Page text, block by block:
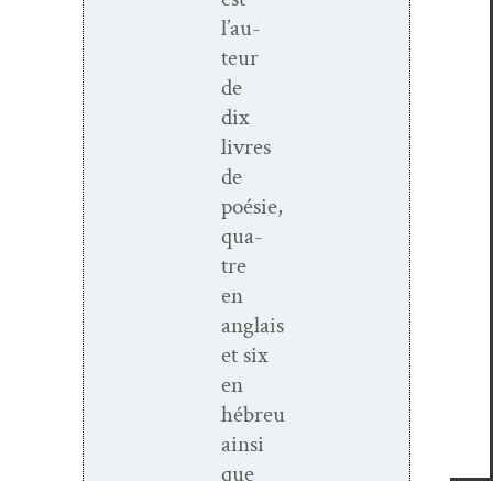
l’au­
teur
de
dix
livres
de
poésie,
qua­
tre
en
anglais
et six
en
hébreu
ain­si
que